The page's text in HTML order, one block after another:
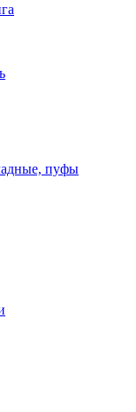
пуфы